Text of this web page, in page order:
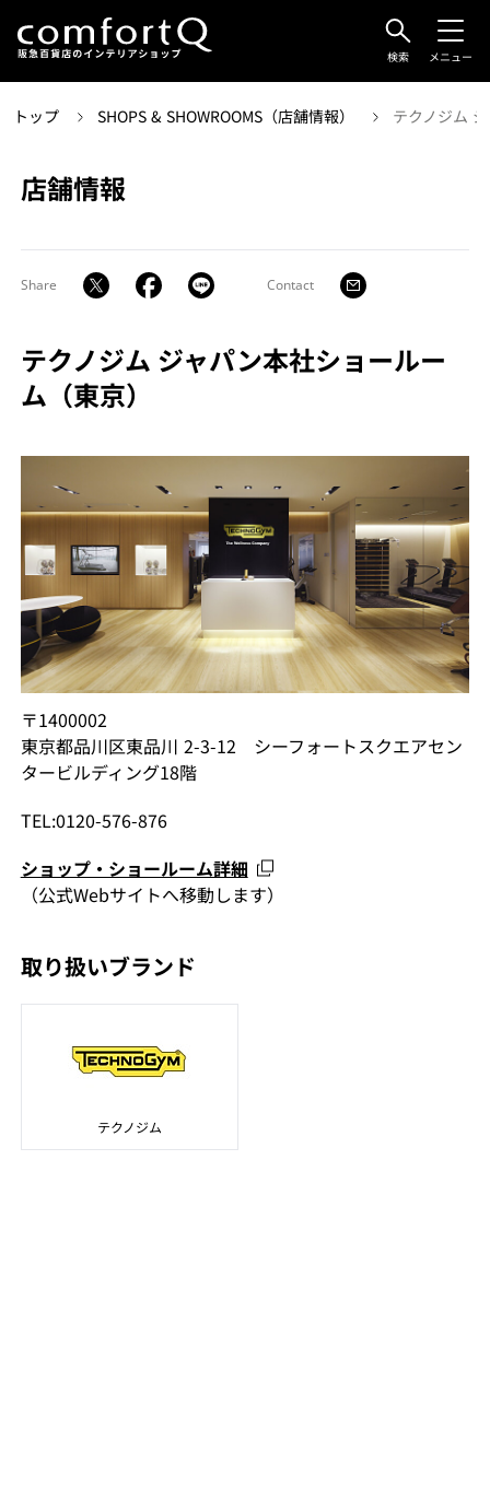
検索 メニュー
トップ SHOPS & SHOWROOMS（店舗情報） テクノジム
店舗情報
Share Contact
テクノジム ジャパン本社ショールー
ム（東京）
〒1400002
東京都品川区東品川 2-3-12 シーフォートスクエアセン
タービルディング18階
TEL:0120-576-876
ショップ・ショールーム詳細
（公式Webサイトへ移動します）
取り扱いブランド
テクノジム